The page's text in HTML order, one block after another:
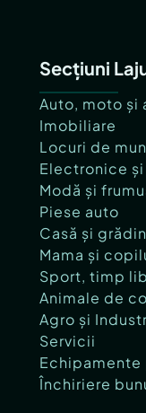
Secțiuni
Auto, moto și
Imobiliare
Locuri de
Electronice
Modă și
Piese auto
Casă și
Mama și
Sport, timp
Animale de
Agro și
Servicii
Echipamente
Închiriere